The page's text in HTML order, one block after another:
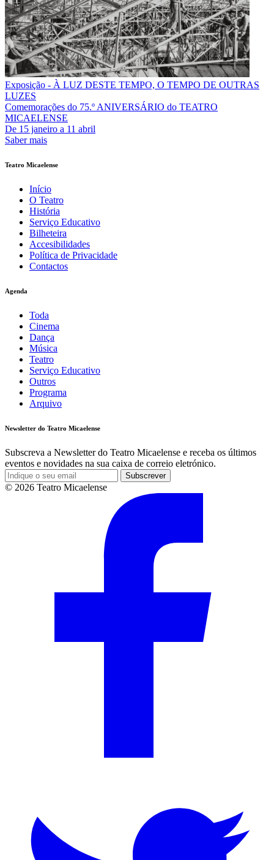
Exposição - À LUZ DESTE TEMPO, O TEMPO DE OUTRAS
LUZES
Comemorações do 75.º ANIVERSÁRIO do TEATRO
MICAELENSE
De 15 janeiro a 11 abril
Saber mais
Teatro Micaelense
Início
O Teatro
História
Serviço Educativo
Bilheteira
Accesibilidades
Política de Privacidade
Contactos
Agenda
Toda
Cinema
Dança
Música
Teatro
Serviço Educativo
Outros
Programa
Arquivo
Newsletter do Teatro Micaelense
Subscreva a Newsletter do Teatro Micaelense e receba os últimos
eventos e novidades na sua caixa de correio eletrónico.
Subscrever
© 2026 Teatro Micaelense